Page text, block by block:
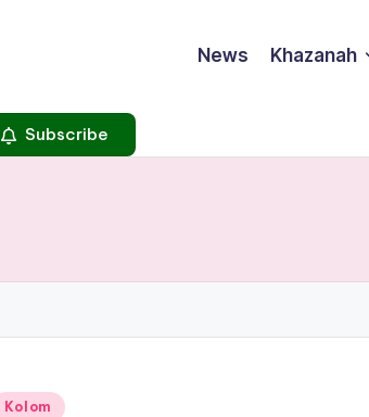
News Khazanah
Subscribe
Kolom